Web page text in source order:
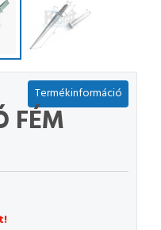
Termékinformáció
FÉM